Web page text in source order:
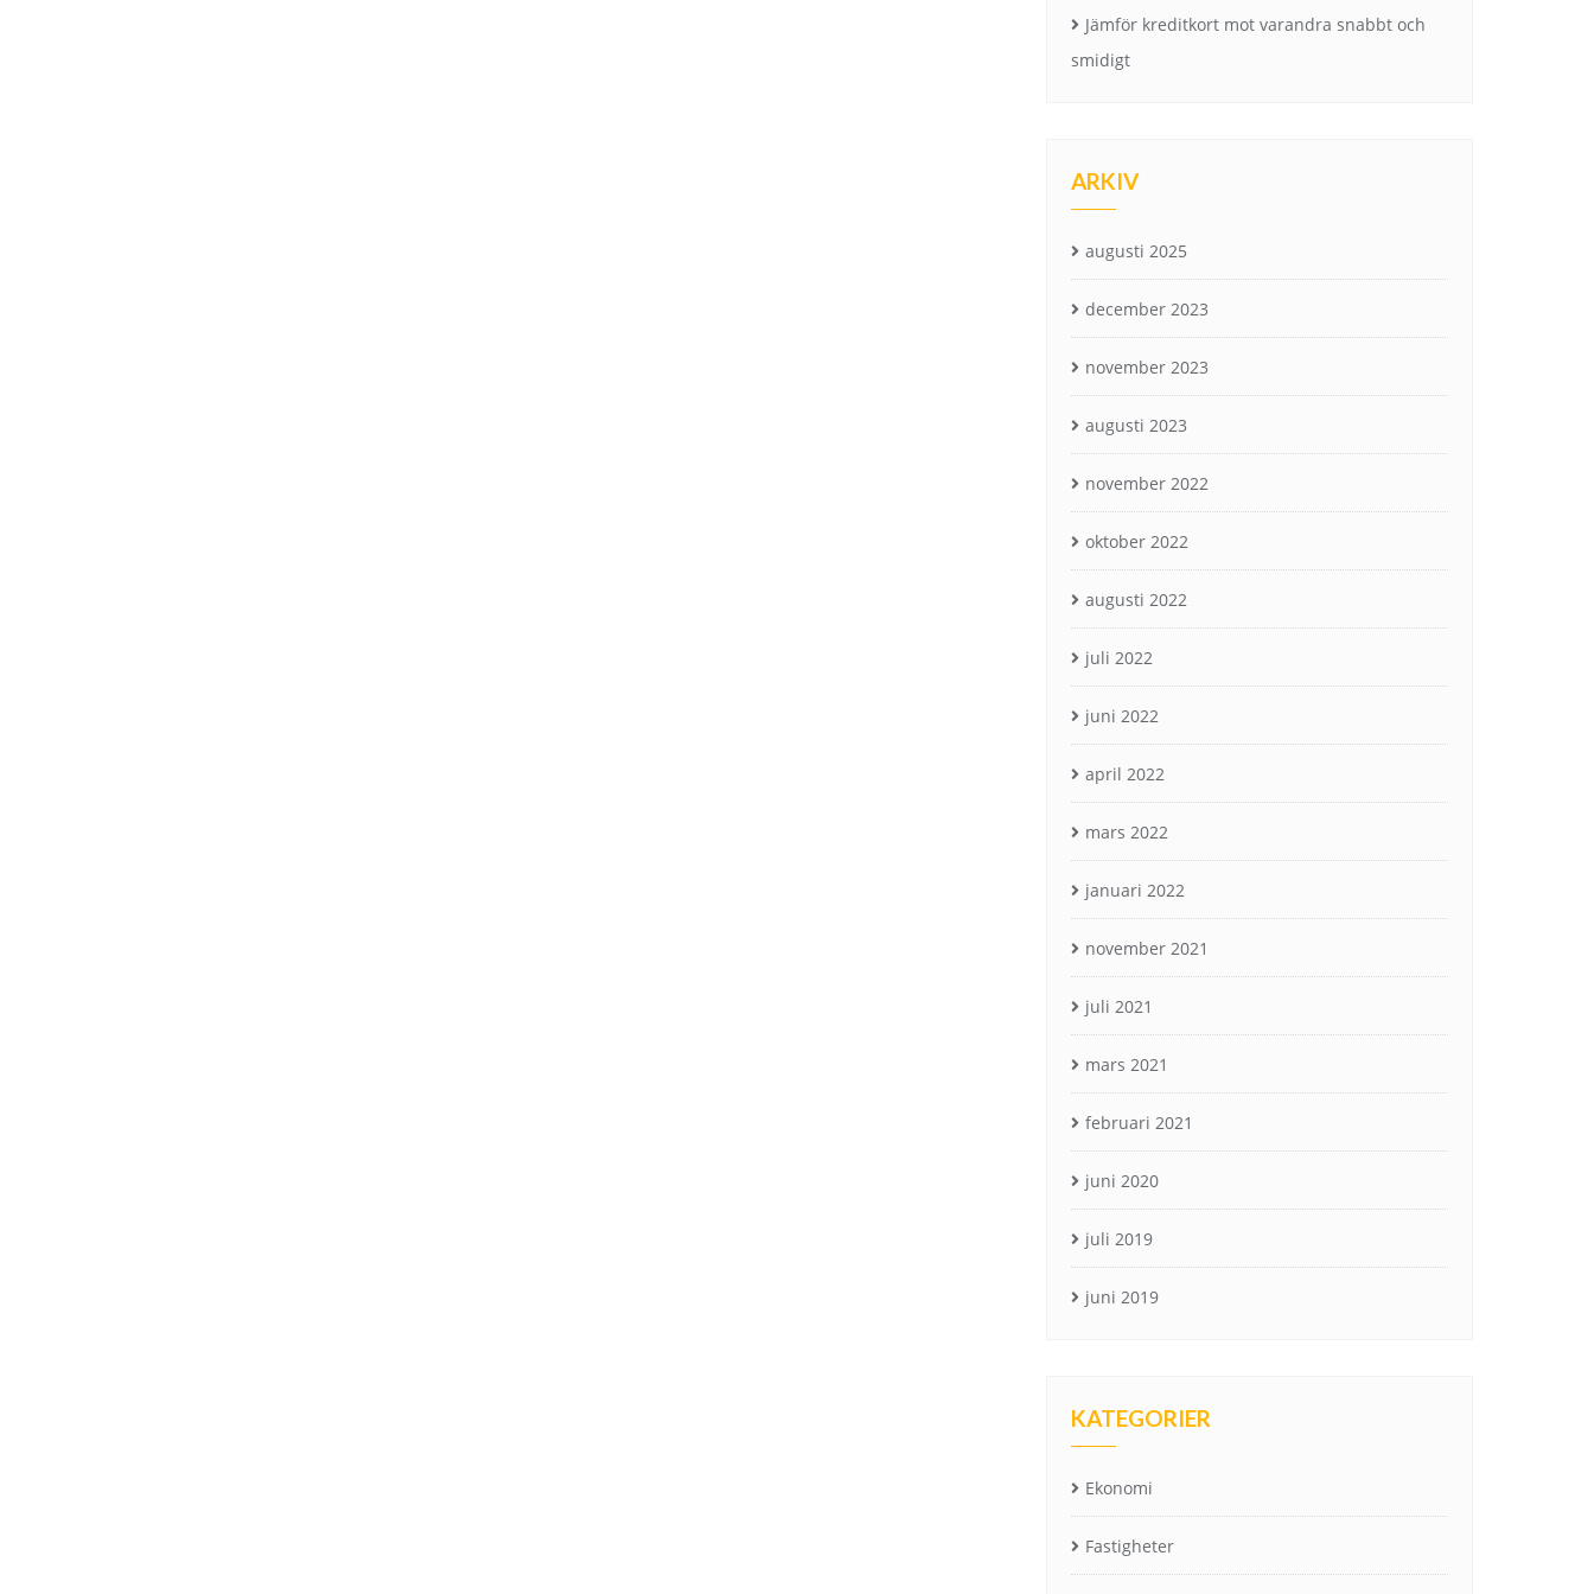
Jämför kreditkort mot varandra snabbt och
smidigt
ARKIV
augusti 2025
december 2023
november 2023
augusti 2023
november 2022
oktober 2022
augusti 2022
juli 2022
juni 2022
april 2022
mars 2022
januari 2022
november 2021
juli 2021
mars 2021
februari 2021
juni 2020
juli 2019
juni 2019
KATEGORIER
Ekonomi
Fastigheter